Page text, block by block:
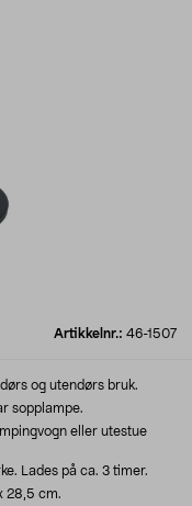
Artikkelnr.: 46-1507
og utendørs bruk.
sopplampe.
eller utestue
Lades på ca. 3 timer.
28,5 cm.